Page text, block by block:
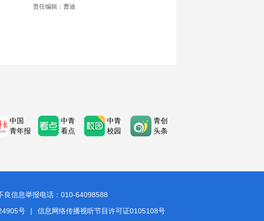
责任编辑：曹迪
中国
青年报
中青
看点
中青
校园
青创
头条
良信息举报电话：010-64098588
号 | 信息网络传播视听节目许可证0105108号